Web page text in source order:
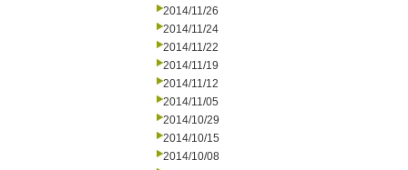
2014/11/26
2014/11/24
2014/11/22
2014/11/19
2014/11/12
2014/11/05
2014/10/29
2014/10/15
2014/10/08